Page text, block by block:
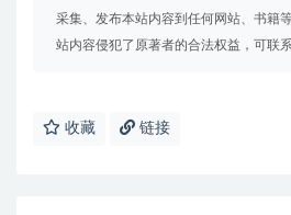
采集、发布本站内容到任何网站、书籍
站内容侵犯了原著者的合法权益，可联
收藏 链接